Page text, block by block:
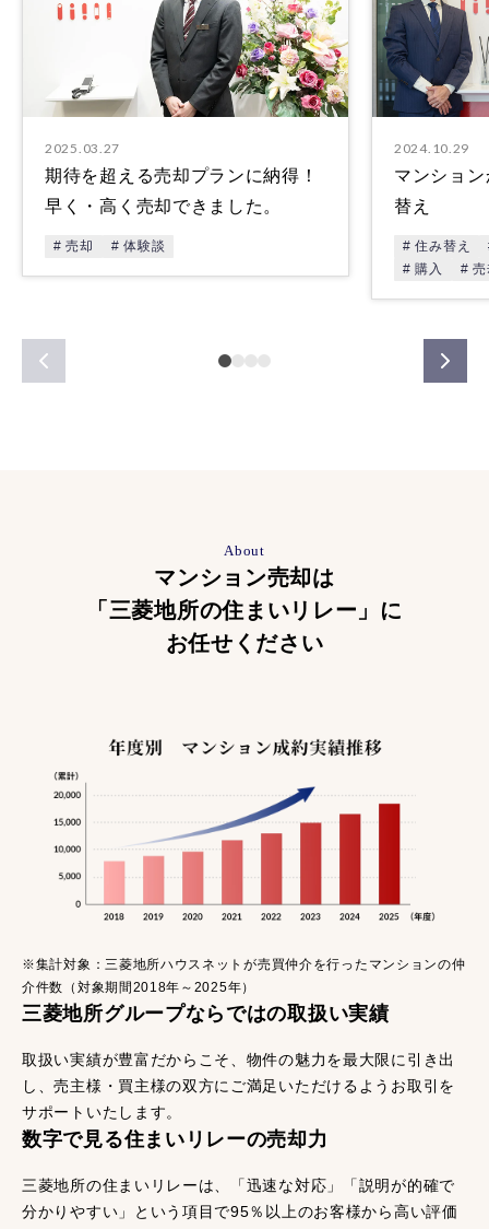
2025.03.27
期待を超える売却プランに納得！
早く・高く売却できました。
# 売却 # 体験談
2024.10.29
マンショ
替え
# 住み替え
# 購入
# 売
About
マンション売却は
「三菱地所の住まいリレー」に
お任せください
三菱地所グループならではの取扱い実績
取扱い実績が豊富だからこそ、物件の魅力を最大限に引き出
し、売主様・買主様の双方にご満足いただけるようお取引を
サポートいたします。
※集計対象：三菱地所ハウスネットが売買仲介を行ったマンションの仲
介件数（対象期間2018年～2025年）
数字で見る住まいリレーの売却力
三菱地所の住まいリレーは、「迅速な対応」「説明が的確で
分かりやすい」という項目で95％以上のお客様から高い評価